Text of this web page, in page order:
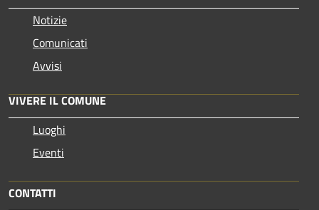
Notizie
Comunicati
Avvisi
VIVERE IL COMUNE
Luoghi
Eventi
CONTATTI